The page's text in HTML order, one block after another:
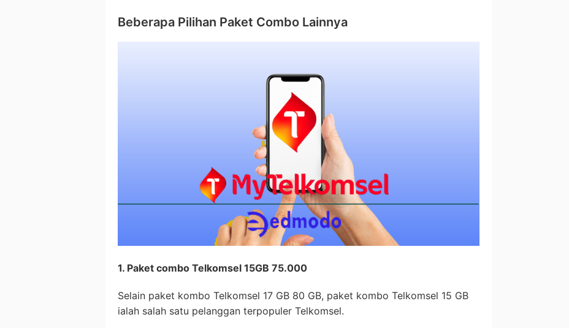
Beberapa Pilihan Paket Combo Lainnya
1. Paket combo Telkomsel 15GB 75.000
Selain paket kombo Telkomsel 17 GB 80 GB, paket kombo Telkomsel 15 GB
ialah salah satu pelanggan terpopuler Telkomsel.